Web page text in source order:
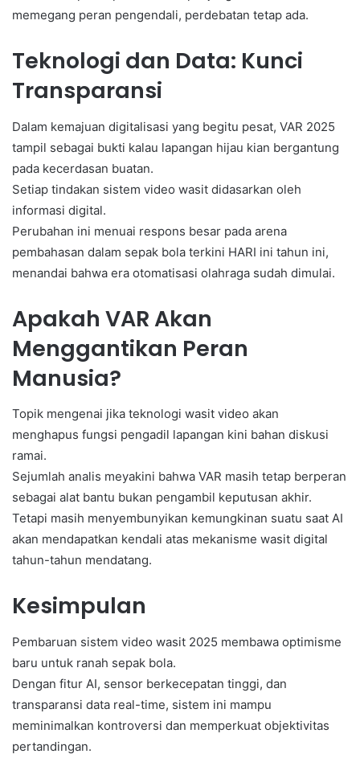
memegang peran pengendali, perdebatan tetap ada.
Teknologi dan Data: Kunci
Transparansi
Dalam kemajuan digitalisasi yang begitu pesat, VAR 2025
tampil sebagai bukti kalau lapangan hijau kian bergantung
pada kecerdasan buatan.
Setiap tindakan sistem video wasit didasarkan oleh
informasi digital.
Perubahan ini menuai respons besar pada arena
pembahasan dalam sepak bola terkini HARI ini tahun ini,
menandai bahwa era otomatisasi olahraga sudah dimulai.
Apakah VAR Akan
Menggantikan Peran
Manusia?
Topik mengenai jika teknologi wasit video akan
menghapus fungsi pengadil lapangan kini bahan diskusi
ramai.
Sejumlah analis meyakini bahwa VAR masih tetap berperan
sebagai alat bantu bukan pengambil keputusan akhir.
Tetapi masih menyembunyikan kemungkinan suatu saat AI
akan mendapatkan kendali atas mekanisme wasit digital
tahun-tahun mendatang.
Kesimpulan
Pembaruan sistem video wasit 2025 membawa optimisme
baru untuk ranah sepak bola.
Dengan fitur AI, sensor berkecepatan tinggi, dan
transparansi data real-time, sistem ini mampu
meminimalkan kontroversi dan memperkuat objektivitas
pertandingan.